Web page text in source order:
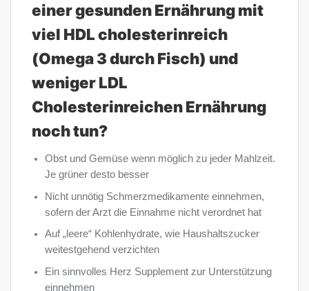
einer gesunden Ernährung mit
viel HDL cholesterinreich
(Omega 3 durch Fisch) und
weniger LDL
Cholesterinreichen Ernährung
noch tun?
Obst und Gemüse wenn möglich zu jeder Mahlzeit.
Je grüner desto besser
Nicht unnötig Schmerzmedikamente einnehmen,
sofern der Arzt die Einnahme nicht verordnet hat
Auf „leere“ Kohlenhydrate, wie Haushaltszucker
weitestgehend verzichten
Ein sinnvolles Herz Supplement zur Unterstützung
einnehmen